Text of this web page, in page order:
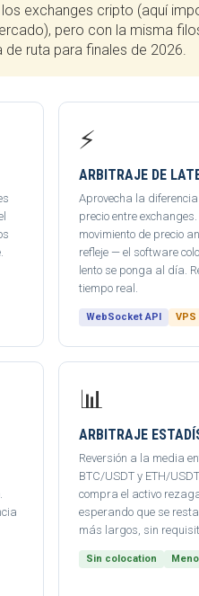
exchanges cripto (aquí
pero con la misma
de ruta para finales de 2026.
⚡
ARBITRAJE DE
Aprovecha la
precio entre
movimiento de precio
refleje — el software
lento se ponga al día.
tiempo real.
WebSocket API
📊
ARBITRAJE
Reversión a la media
BTC/USDT y ETH/
compra el activo
esperando que se
más largos, sin
Sin colocation